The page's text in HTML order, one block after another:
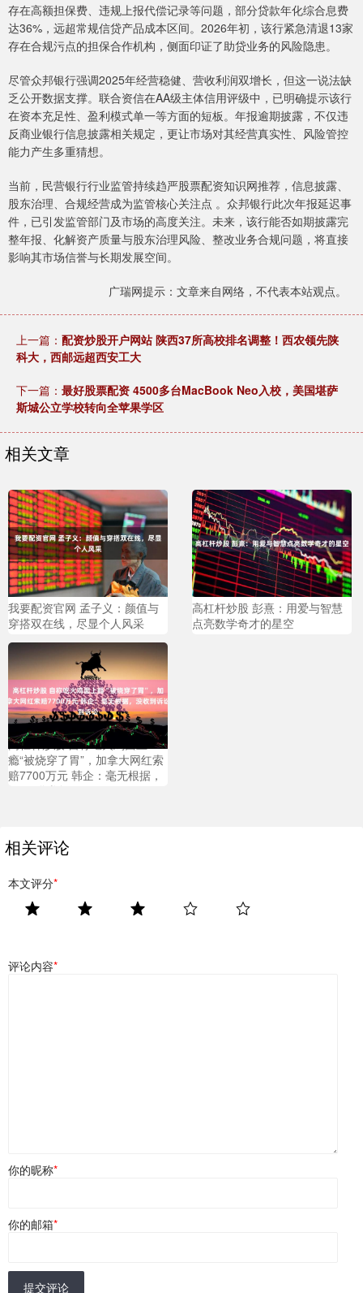
存在高额担保费、违规上报代偿记录等问题，部分贷款年化综合息费
达36%，远超常规信贷产品成本区间。2026年初，该行紧急清退13家
存在合规污点的担保合作机构，侧面印证了助贷业务的风险隐患。
尽管众邦银行强调2025年经营稳健、营收利润双增长，但这一说法缺
乏公开数据支撑。联合资信在AA级主体信用评级中，已明确提示该行
在资本充足性、盈利模式单一等方面的短板。年报逾期披露，不仅违
反商业银行信息披露相关规定，更让市场对其经营真实性、风险管控
能力产生多重猜想。
当前，民营银行行业监管持续趋严股票配资知识网推荐，信息披露、
股东治理、合规经营成为监管核心关注点 。众邦银行此次年报延迟事
件，已引发监管部门及市场的高度关注。未来，该行能否如期披露完
整年报、化解资产质量与股东治理风险、整改业务合规问题，将直接
影响其市场信誉与长期发展空间。
广瑞网提示：文章来自网络，不代表本站观点。
上一篇： 配资炒股开户网站 陕西37所高校排名调整！西农领先陕
科大，西邮远超西安工大
下一篇： 最好股票配资 4500多台MacBook Neo入校，美国堪萨
斯城公立学校转向全苹果学区
相关文章
我要配资官网 孟子义：颜值与
穿搭双在线，尽显个人风采
高杠杆炒股 彭熹：用爱与智慧
点亮数学奇才的星空
高杠杆炒股 自称吃火鸡面上
瘾“被烧穿了胃”，加拿大网红索
赔7700万元 韩企：毫无根据，
没收到诉讼
相关评论
本文评分*
评论内容*
你的昵称*
你的邮箱*
提交评论